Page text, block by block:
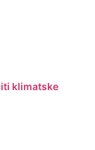
klimatske